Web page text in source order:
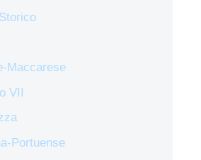
Maccarese
VII
Portuense